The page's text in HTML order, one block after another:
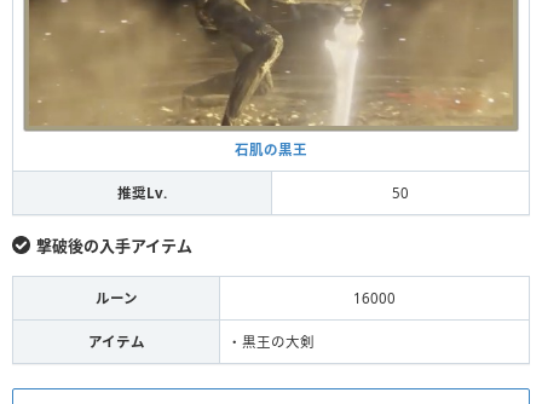
石肌の黒王
推奨Lv. 50
撃破後の入手アイテム
ルーン 16000
アイテム ・黒王の大剣